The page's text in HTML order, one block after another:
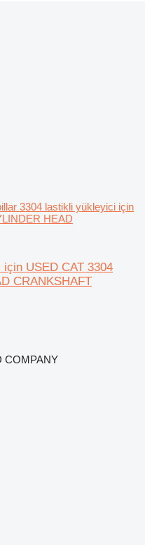
3304 lastikli yükleyici için
HEAD
USED CAT 3304
CRANKSHAFT
COMPANY